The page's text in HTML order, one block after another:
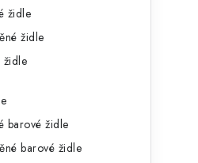
židle
židle
židle
barové židle
barové židle